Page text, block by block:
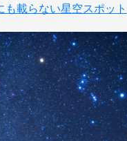
も載らない星空スポット